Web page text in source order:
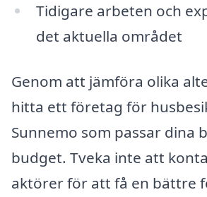
Tidigare arbeten och
det aktuella området
Genom att jämföra olika
hitta ett företag för
Sunnemo som passar dina
budget. Tveka inte att
aktörer för att få en bättre